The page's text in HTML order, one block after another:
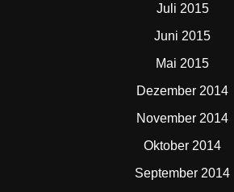
Juli 2015
Juni 2015
Mai 2015
Dezember 2014
November 2014
Oktober 2014
September 2014